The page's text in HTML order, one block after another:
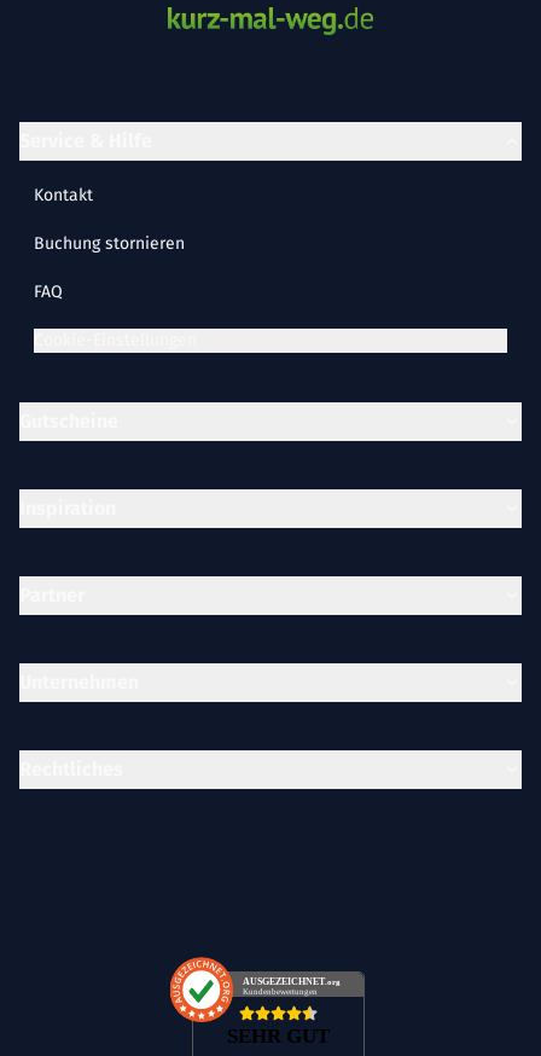
AUSGEZEICHNET.org
Kundenbewertungen
SEHR GUT
Kontakt
Buchung stornieren
FAQ